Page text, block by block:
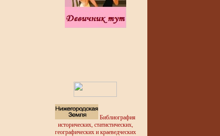
Библиография
исторических, статистических,
географических и краеведческих